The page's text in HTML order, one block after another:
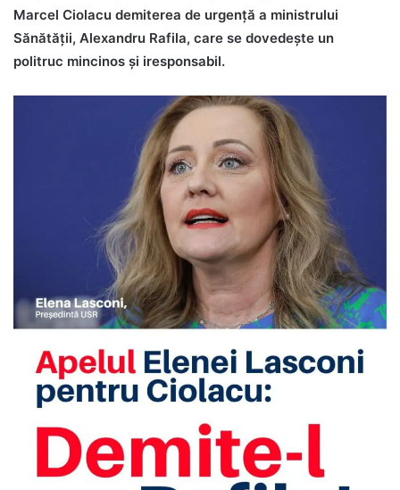
Marcel Ciolacu demiterea de urgență a ministrului
Sănătății, Alexandru Rafila, care se dovedește un
politruc mincinos și iresponsabil.